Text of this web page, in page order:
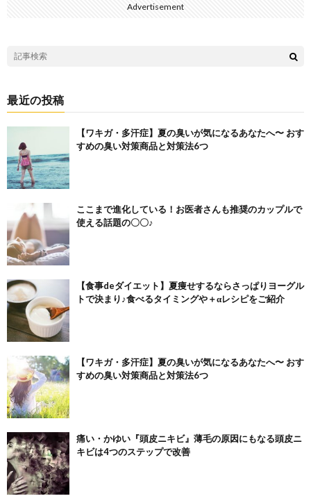
Advertisement
最近の投稿
【ワキガ・多汗症】夏の臭いが気になるあなたへ〜 おす
すめの臭い対策商品と対策法6つ
ここまで進化している！お医者さんも推奨のカップルで
使える話題の〇〇♪
【食事deダイエット】夏痩せするならさっぱりヨーグル
トで決まり♪食べるタイミングや＋αレシピをご紹介
【ワキガ・多汗症】夏の臭いが気になるあなたへ〜 おす
すめの臭い対策商品と対策法6つ
痛い・かゆい『頭皮ニキビ』薄毛の原因にもなる頭皮ニ
キビは4つのステップで改善